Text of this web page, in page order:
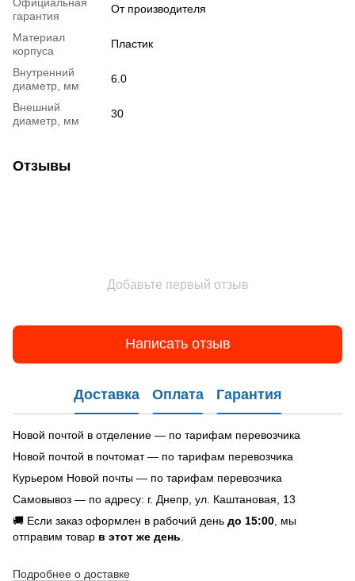
гарантия
От производителя
Материал
корпуса
Пластик
Внутренний
диаметр, мм
6.0
Внешний
диаметр, мм
30
Отзывы
Добавьте первый отзыв
Написать отзыв
Доставка Оплата Гарантия
Новой почтой в отделение — по тарифам перевозчика
Новой почтой в почтомат — по тарифам перевозчика
Курьером Новой почты — по тарифам перевозчика
Самовывоз — по адресу: г. Днепр, ул. Каштановая, 13
🚚 Если заказ оформлен в рабочий день до 15:00 , мы
отправим товар в этот же день
Подробнее о доставке